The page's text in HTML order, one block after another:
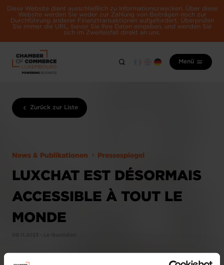
Diese Website dient ausschließlich zu Informationszwecken. Über diese
Website werden Sie weder zur Zahlung von Beiträgen noch zur
Durchführung anderer Finanztransaktionen aufgefordert. Überprüfen
Sie immer die URL, bevor Sie Ihre Daten eingeben, und wenden Sie
sich im Zweifelsfall direkt an uns.
Menü
Zurück zur Liste
News & Publikationen Pressespiegel
LUXCHAT EST DÉSORMAIS
ACCESSIBLE À TOUT LE
MONDE